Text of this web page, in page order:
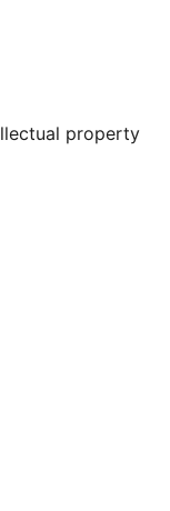
property